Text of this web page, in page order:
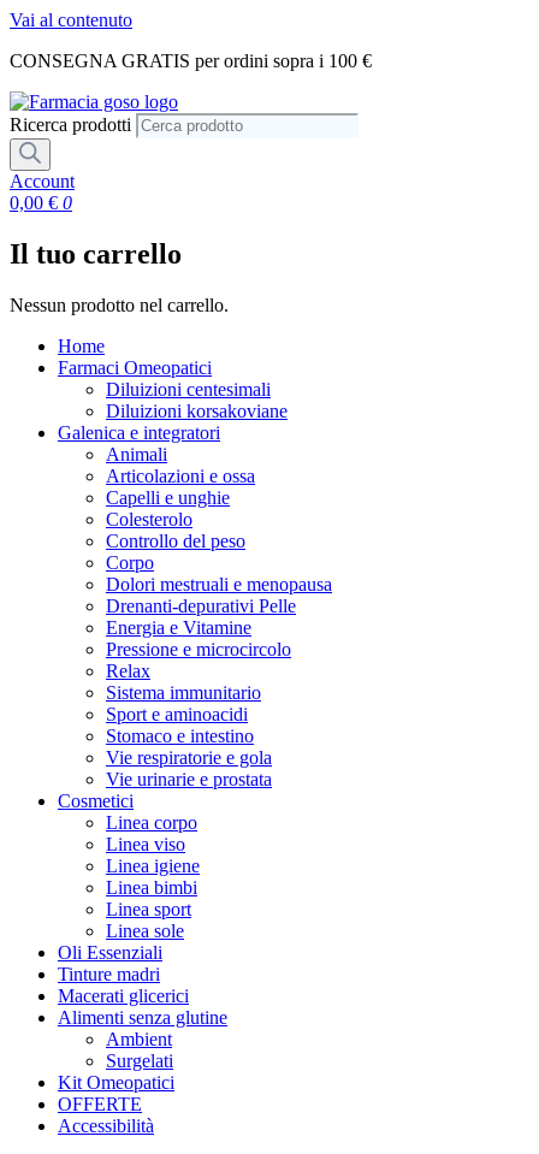
Vai al contenuto
CONSEGNA GRATIS per ordini sopra i 100 €
Ricerca prodotti
Account
0,00 € 0
Il tuo carrello
Nessun prodotto nel carrello.
Home
Farmaci Omeopatici
Diluizioni centesimali
Diluizioni korsakoviane
Galenica e integratori
Animali
Articolazioni e ossa
Capelli e unghie
Colesterolo
Controllo del peso
Corpo
Dolori mestruali e menopausa
Drenanti-depurativi Pelle
Energia e Vitamine
Pressione e microcircolo
Relax
Sistema immunitario
Sport e aminoacidi
Stomaco e intestino
Vie respiratorie e gola
Vie urinarie e prostata
Cosmetici
Linea corpo
Linea viso
Linea igiene
Linea bimbi
Linea sport
Linea sole
Oli Essenziali
Tinture madri
Macerati glicerici
Alimenti senza glutine
Ambient
Surgelati
Kit Omeopatici
OFFERTE
Accessibilità